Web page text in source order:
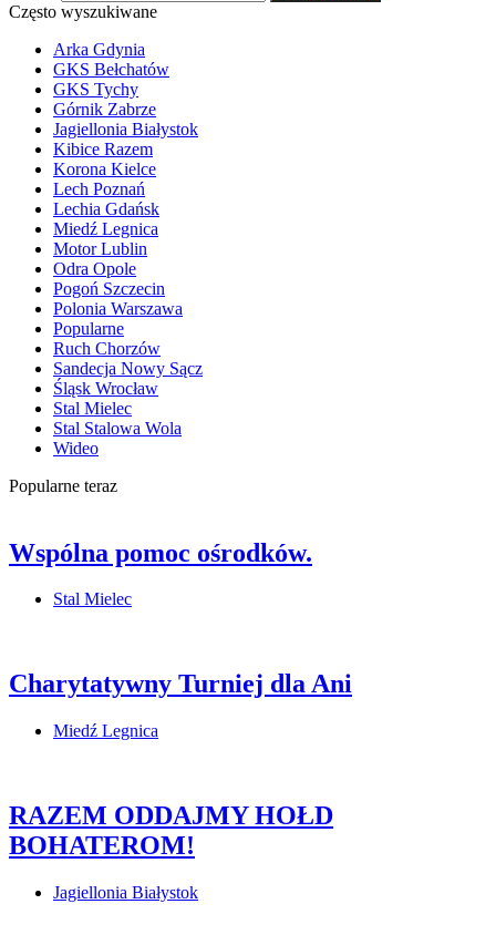
Często wyszukiwane
Arka Gdynia
GKS Bełchatów
GKS Tychy
Górnik Zabrze
Jagiellonia Białystok
Kibice Razem
Korona Kielce
Lech Poznań
Lechia Gdańsk
Miedź Legnica
Motor Lublin
Odra Opole
Pogoń Szczecin
Polonia Warszawa
Popularne
Ruch Chorzów
Sandecja Nowy Sącz
Śląsk Wrocław
Stal Mielec
Stal Stalowa Wola
Wideo
Popularne teraz
Wspólna pomoc ośrodków.
Stal Mielec
Charytatywny Turniej dla Ani
Miedź Legnica
RAZEM ODDAJMY HOŁD
BOHATEROM!
Jagiellonia Białystok